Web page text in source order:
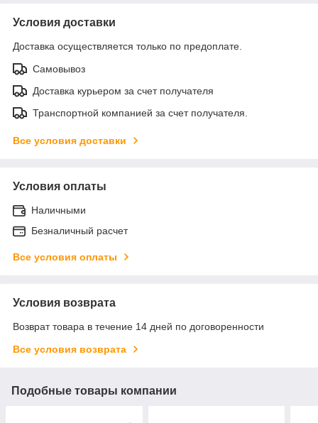
Условия доставки
Доставка осуществляется только по предоплате.
Самовывоз
Доставка курьером за счет получателя
Транспортной компанией за счет получателя.
Все условия доставки
Условия оплаты
Наличными
Безналичный расчет
Все условия оплаты
Условия возврата
Возврат товара в течение 14 дней по договоренности
Все условия возврата
Подобные товары компании